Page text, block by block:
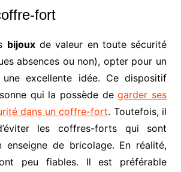
fort
bijouxde valeur en toute sécurité
absences ou non), opter pour un
excellente idée. Ce dispositif
qui la possède degarder ses
dans un coffre-fort. Toutefois, il
les coffres-forts qui sont
enseigne de bricolage. En réalité,
peu fiables. Il est préférable